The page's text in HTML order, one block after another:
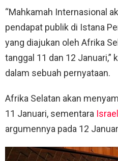
“Mahkamah Internasional
pendapat publik di Istana
yang diajukan oleh Afrika
tanggal 11 dan 12
dalam sebuah pernyataan.
Afrika Selatan akan
11 Januari, sementara Israel
argumennya pada 12